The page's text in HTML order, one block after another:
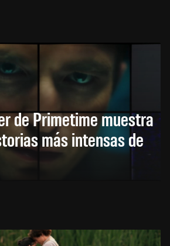
de Primetime muestra
más intensas de